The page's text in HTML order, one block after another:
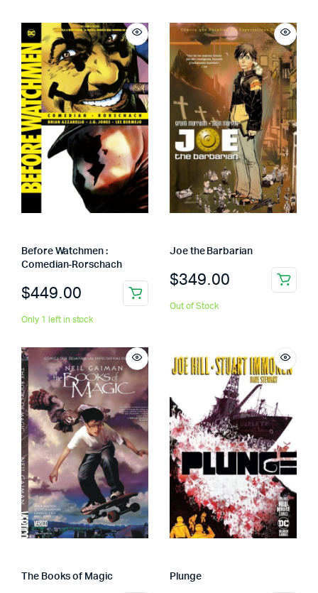
Before Watchmen :
Comedian-Rorschach
$449.00
Only 1 left in stock
Joe the Barbarian
$349.00
Out of Stock
The Books of Magic Plunge